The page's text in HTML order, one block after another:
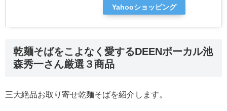
Yahooショッピング
乾麺そばをこよなく愛するDEENボーカル池
森秀一さん厳選３商品
三大絶品お取り寄せ乾麺そばを紹介します。